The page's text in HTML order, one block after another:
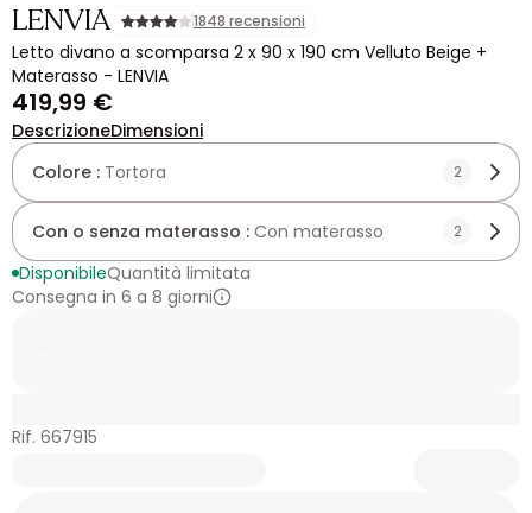
LENVIA 1848 recensioni
Letto divano a scomparsa 2 x 90 x 190 cm Velluto Beige +
Materasso - LENVIA
419,99 €
DescrizioneDimensioni
Colore : Tortora 2
Con o senza materasso : Con materasso 2
DisponibileQuantità limitata
Consegna in 6 a 8 giorni
Rif. 667915